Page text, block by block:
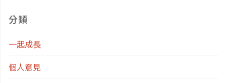
分類
一起成長
個人意見